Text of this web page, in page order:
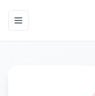
Toggle navigation